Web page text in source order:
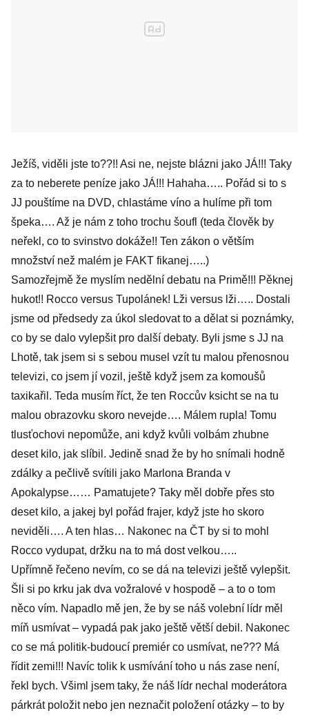
Ježíš, viděli jste to??!! Asi ne, nejste blázni jako JÁ!!! Taky
za to neberete peníze jako JÁ!!! Hahaha….. Pořád si to s
JJ pouštíme na DVD, chlastáme víno a hulíme při tom
špeka…. Až je nám z toho trochu šoufl (teda člověk by
neřekl, co to svinstvo dokáže!! Ten zákon o větším
množství než malém je FAKT fikanej…..)
Samozřejmě že myslím nedělní debatu na Primě!!! Pěknej
hukot!! Rocco versus Tupolánek! Lži versus lži….. Dostali
jsme od předsedy za úkol sledovat to a dělat si poznámky,
co by se dalo vylepšit pro další debaty. Byli jsme s JJ na
Lhotě, tak jsem si s sebou musel vzít tu malou přenosnou
televizi, co jsem jí vozil, ještě když jsem za komoušů
taxikařil. Teda musím říct, že ten Roccův ksicht se na tu
malou obrazovku skoro nevejde…. Málem rupla! Tomu
tlusťochovi nepomůže, ani když kvůli volbám zhubne
deset kilo, jak slíbil. Jedině snad že by ho snímali hodně
zdálky a pečlivě svítili jako Marlona Branda v
Apokalypse…… Pamatujete? Taky měl dobře přes sto
deset kilo, a jakej byl pořád frajer, když jste ho skoro
neviděli…. A ten hlas… Nakonec na ČT by si to mohl
Rocco vydupat, držku na to má dost velkou…..
Upřímně řečeno nevím, co se dá na televizi ještě vylepšit.
Šli si po krku jak dva vožralové v hospodě – a to o tom
něco vím. Napadlo mě jen, že by se náš volební lídr měl
míň usmívat – vypadá pak jako ještě větší debil. Nakonec
co se má politik-budoucí premiér co usmívat, ne??? Má
řídit zemi!!! Navíc tolik k usmívání toho u nás zase není,
řekl bych. Všiml jsem taky, že náš lídr nechal moderátora
párkrát položit nebo jen neznačit položení otázky – to by